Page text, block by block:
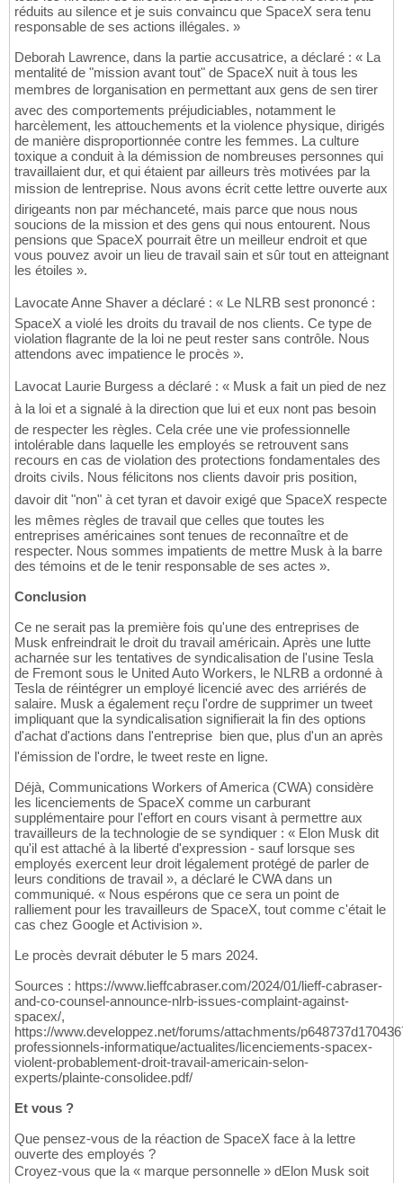
réduits au silence et je suis convaincu que SpaceX sera tenu
responsable de ses actions illégales. »
Deborah Lawrence, dans la partie accusatrice, a déclaré : « La
mentalité de "mission avant tout" de SpaceX nuit à tous les
membres de lorganisation en permettant aux gens de sen tirer
avec des comportements préjudiciables, notamment le
harcèlement, les attouchements et la violence physique, dirigés
de manière disproportionnée contre les femmes. La culture
toxique a conduit à la démission de nombreuses personnes qui
travaillaient dur, et qui étaient par ailleurs très motivées par la
mission de lentreprise. Nous avons écrit cette lettre ouverte aux
dirigeants non par méchanceté, mais parce que nous nous
soucions de la mission et des gens qui nous entourent. Nous
pensions que SpaceX pourrait être un meilleur endroit et que
vous pouvez avoir un lieu de travail sain et sûr tout en atteignant
les étoiles ».
Lavocate Anne Shaver a déclaré : « Le NLRB sest prononcé :
SpaceX a violé les droits du travail de nos clients. Ce type de
violation flagrante de la loi ne peut rester sans contrôle. Nous
attendons avec impatience le procès ».
Lavocat Laurie Burgess a déclaré : « Musk a fait un pied de nez
à la loi et a signalé à la direction que lui et eux nont pas besoin
de respecter les règles. Cela crée une vie professionnelle
intolérable dans laquelle les employés se retrouvent sans
recours en cas de violation des protections fondamentales des
droits civils. Nous félicitons nos clients davoir pris position,
davoir dit "non" à cet tyran et davoir exigé que SpaceX respecte
les mêmes règles de travail que celles que toutes les
entreprises américaines sont tenues de reconnaître et de
respecter. Nous sommes impatients de mettre Musk à la barre
des témoins et de le tenir responsable de ses actes ».
Conclusion
Ce ne serait pas la première fois qu'une des entreprises de
Musk enfreindrait le droit du travail américain. Après une lutte
acharnée sur les tentatives de syndicalisation de l'usine Tesla
de Fremont sous le United Auto Workers, le NLRB a ordonné à
Tesla de réintégrer un employé licencié avec des arriérés de
salaire. Musk a également reçu l'ordre de supprimer un tweet
impliquant que la syndicalisation signifierait la fin des options
d'achat d'actions dans l'entreprise  bien que, plus d'un an après
l'émission de l'ordre, le tweet reste en ligne.
Déjà, Communications Workers of America (CWA) considère
les licenciements de SpaceX comme un carburant
supplémentaire pour l'effort en cours visant à permettre aux
travailleurs de la technologie de se syndiquer : « Elon Musk dit
qu'il est attaché à la liberté d'expression - sauf lorsque ses
employés exercent leur droit légalement protégé de parler de
leurs conditions de travail », a déclaré le CWA dans un
communiqué. « Nous espérons que ce sera un point de
ralliement pour les travailleurs de SpaceX, tout comme c'était le
cas chez Google et Activision ».
Le procès devrait débuter le 5 mars 2024.
Sources : https://www.lieffcabraser.com/2024/01/lieff-cabraser-
and-co-counsel-announce-nlrb-issues-complaint-against-
spacex/,
https://www.developpez.net/forums/attachments/
professionnels-informatique/actualites/licenciements-spacex-
violent-probablement-droit-travail-americain-selon-
experts/plainte-consolidee.pdf/
Et vous ?
Que pensez-vous de la réaction de SpaceX face à la lettre
ouverte des employés ?
Croyez-vous que la « marque personnelle » dElon Musk soit